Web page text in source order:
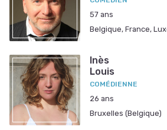
57 ans
Belgique, France,
Inès
Louis
COMÉDIENNE
26 ans
Bruxelles (Belgique)